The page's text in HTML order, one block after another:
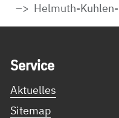
Helmuth-
Ser­vice
Aktuelles
Sitemap